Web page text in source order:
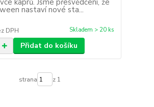
kaprů. Jsme přesvědčeni, že
nastaví nové sta...
DPH Skladem > 20 ks
Přidat do košíku
strana z 1